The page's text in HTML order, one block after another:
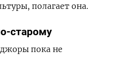
полагает она.
старому
пока не